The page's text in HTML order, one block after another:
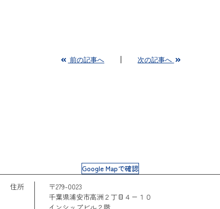
前の記事へ 次の記事へ
Google Mapで確認
住所
〒279-0023
千葉県浦安市高洲２丁目４ー１０
インシップビル２階